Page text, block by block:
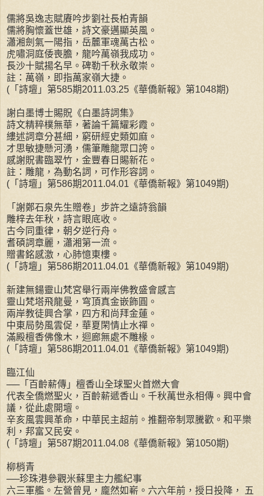
儒將吳逸志賦賡吟步劉社長柏青韻
儒將胸懷蓋世雄，詩文豪邁顯英風。
瀟湘劍氣一陽指，岳麓軍魂萬古松。
虎嘯洞庭倭喪膽，龍吟萬嶺我成功。
長沙十賦揚名早。碑勒千秋永敬崇。
註：萬嶺，即指萬家嶺大捷。
(「詩壇」第585期2011.03.25《華僑新報》第1048期)
謝白墨博士賜貺《白墨詩詞集》
詩文精粹樸無華，著論千篇耀彩霞。
縷述詞章分甚細，窮研經史類如麻。
才思敏捷懸河湧，儒筆雕龍眾口誇。
感謝貺書臨翠竹，金豐春日賜新花。
註：雕龍，為動名詞，可作形容詞。
(「詩壇」第586期2011.04.01《華僑新報》第1049期)
「謝鄭石泉先生贈卷」步許之遠詩翁韻
雕梓去年秋，詩言眼底收。
古今同重律，朝夕逆行舟。
耆碩詞章麗，瀟湘第一流。
贈書銘感激，心肺憶東樓。
(「詩壇」第586期2011.04.01《華僑新報》第1049期)
新建無鍚靈山梵宮舉行兩岸佛教盛會感言
靈山梵塔飛龍曼，穹頂真金嵌飾圓。
兩岸教徒興合掌，四方和尚拜金蓮。
中東局勢風雲促，華夏閑情止水禪。
滿殿檀香佛像木，迴廊無處不雕椽。
(「詩壇」第586期2011.04.01《華僑新報》第1049期)
臨江仙
──「百齡薪傳」檀香山全球聖火首燃大會
代表全僑燃聖火，百齡薪遞香山。千秋萬世永相傳。興中會
議，從此處開壇。
辛亥風雲興革命，中華民主超前。推翻帝制眾騰歡。和平樂
利，邦富又民安。
(「詩壇」第587期2011.04.08《華僑新報》第1050期)
柳梢青
──珍珠港參觀米蘇里主力艦紀事
六三軍艦。左營曾見，龐然如嶄。六六年前，授日投降， 五